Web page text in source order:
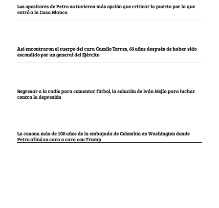
Los opositores de Petro no tuvieron más opción que criticar la puerta por la que
entró a la Casa Blanca
Así encontraron el cuerpo del cura Camilo Torres, 60 años después de haber sido
escondido por un general del Ejército
Regresar a la radio para comentar fútbol, la solución de Iván Mejía para luchar
contra la depresión
La casona más de 100 años de la embajada de Colombia en Washington donde
Petro afinó su cara a cara con Trump